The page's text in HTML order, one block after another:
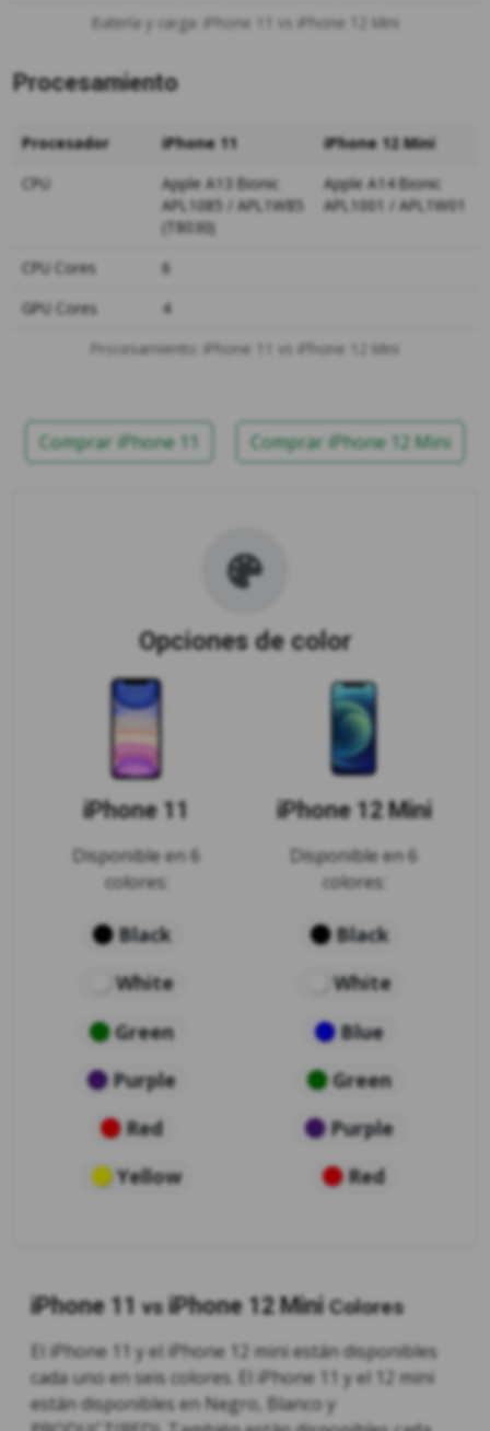
Batería y carga: iPhone 11 vs iPhone 12 Mini
Procesamiento
Procesamiento: iPhone 11 vs iPhone 12 Mini
Procesador iPhone 11
iPhone 12 Mini
CPU
Apple A13 Bionic
APL1085 / APL1W85
(T8030)
Apple A14 Bionic
APL1001 / APL1W01
CPU Cores
6
GPU Cores
4
Comprar iPhone 11 Comprar iPhone 12 Mini
Opciones de color
iPhone 11
Disponible en 6
colores:
Black
White
Green
Purple
Red
Yellow
iPhone 12 Mini
Disponible en 6
colores:
Black
White
Blue
Green
Purple
Red
iPhone 11 vs iPhone 12 Mini Colores
El iPhone 11 y el iPhone 12 mini están disponibles
cada uno en seis colores. El iPhone 11 y el 12 mini
están disponibles en Negro, Blanco y